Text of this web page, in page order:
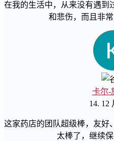
在我的生活中，从来没有遇到
和悲伤，而且非
卡尔-
14. 12
这家药店的团队超级棒，友好
太棒了，继续